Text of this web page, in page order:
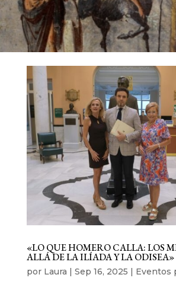
«LO QUE HOMERO CALLA: LOS
ALLÁ DE LA ILÍADA Y LA ODISEA»
por Laura | Sep 16, 2025 | Eventos